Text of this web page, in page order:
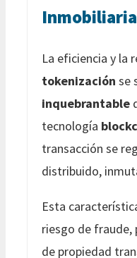
Inmobiliaria
La eficiencia y la
tokenización se
inquebrantable
tecnología
transacción se
distribuido,
Esta
riesgo de fraude,
de propiedad